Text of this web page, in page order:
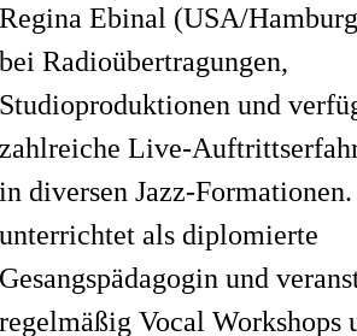
Regina Ebinal (USA/
bei Radioübertragungen,
Studioproduktionen und
zahlreiche Live-
in diversen Jazz-Formationen.
unterrichtet als diplomierte
Gesangspädagogin und
regelmäßig Vocal Workshops